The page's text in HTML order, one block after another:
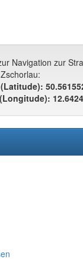
Navigation zur
Zschorlau: